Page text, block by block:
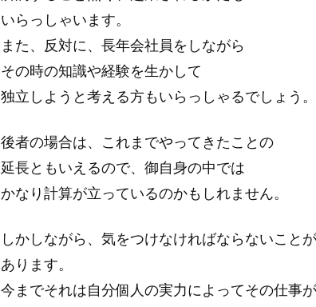
いらっしゃいます。
また、反対に、長年会社員をしながら
その時の知識や経験を生かして
独立しようと考える方もいらっしゃるでしょう。
後者の場合は、これまでやってきたことの
延長ともいえるので、御自身の中では
かなり計算が立っているのかもしれません。
しかしながら、気をつけなければならないことが
あります。
今までそれは自分個人の実力によってその仕事が